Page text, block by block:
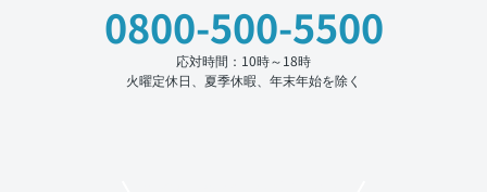
0800-500-5500
応対時間：10時～18時
火曜定休日、夏季休暇、年末年始を除く